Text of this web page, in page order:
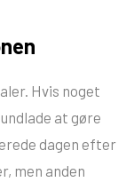
Hvis noget
at gøre
dagen efter
men anden